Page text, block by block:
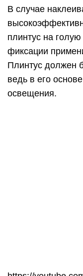
посадочное
Обратите
подключать к
пяти метров. В
отдельный